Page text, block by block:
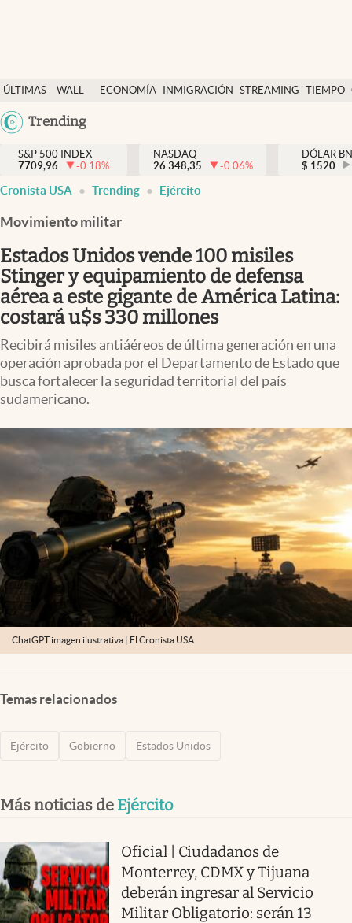
ÚLTIMAS
NOTICIAS
WALL
DÓLAR
ECONOMÍA INMIGRACIÓN STREAMING TIEMPO
México
Trending
Finanzas y economía
Wall Street y dólar
Inmigración
Espiritual
Streaming
Lifestyle
USA
S&P 500 INDEX
7709,96
-0.18%
NASDAQ
26.348,35
-0.06%
DÓLAR
$ 1520
Cronista USA Trending Ejército
Movimiento militar
Estados Unidos vende 100 misiles
Stinger y equipamiento de defensa
aérea a este gigante de América Latina:
costará u$s 330 millones
Recibirá misiles antiáéreos de última generación en una
operación aprobada por el Departamento de Estado que
busca fortalecer la seguridad territorial del país
sudamericano.
ChatGPT imagen ilustrativa | El Cronista USA
Temas relacionados
Ejército Gobierno Estados Unidos
Más noticias de Ejército
Oficial | Ciudadanos de
Monterrey, CDMX y Tijuana
deberán ingresar al Servicio
Militar Obligatorio: serán 13